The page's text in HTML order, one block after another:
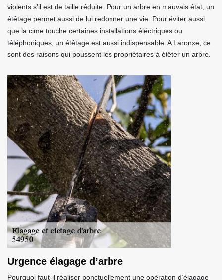
violents s’il est de taille réduite. Pour un arbre en mauvais état, un
étêtage permet aussi de lui redonner une vie. Pour éviter aussi
que la cime touche certaines installations éléctriques ou
téléphoniques, un étêtage est aussi indispensable. A Laronxe, ce
sont des raisons qui poussent les propriétaires à étêter un arbre.
Urgence élagage d’arbre
Pourquoi faut-il réaliser ponctuellement une opération d’élagage